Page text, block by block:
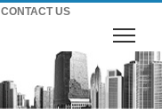
CONTACT US